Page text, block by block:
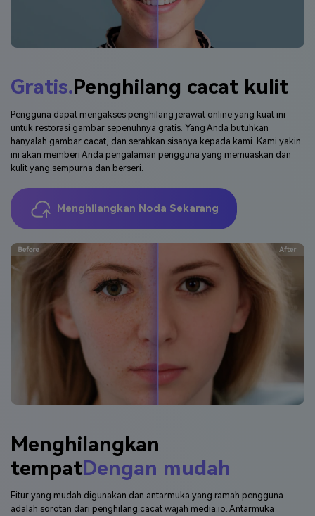
Gratis.Penghilang cacat kulit
Pengguna dapat mengakses penghilang jerawat online yang kuat ini
untuk restorasi gambar sepenuhnya gratis. Yang Anda butuhkan
hanyalah gambar cacat, dan serahkan sisanya kepada kami. Kami yakin
ini akan memberi Anda pengalaman pengguna yang memuaskan dan
kulit yang sempurna dan berseri.
Menghilangkan Noda Sekarang
Menghilangkan
tempatDengan mudah
Fitur yang mudah digunakan dan antarmuka yang ramah pengguna
adalah sorotan dari penghilang cacat wajah media.io. Antarmuka